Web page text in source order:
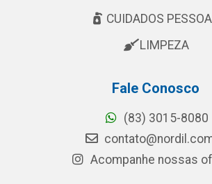
CUIDADOS
LIMPEZA
Fale Conosco
(83) 3015-8080
Acompanhe nossas